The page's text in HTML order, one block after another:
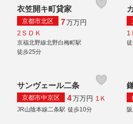
衣笠開キ町貸家
京都市北区 7万万円
2ＳＤＫ
京福北野線北野白梅町駅
徒歩25分
1
サンヴェール二条
京都市中京区 4万万円 1Ｋ
JR山陰本線二条駅 徒歩10分